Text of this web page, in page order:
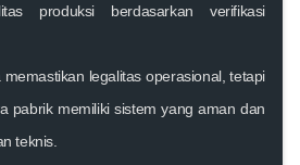
produksi berdasarkan verifikasi
legalitas operasional, tetapi
pabrik memiliki sistem yang aman dan
teknis.